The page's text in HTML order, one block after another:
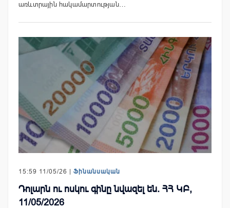
առևտրային հակամարտության…
15:59 11/05/26 | Ֆինանսական
Դոլարն ու ոսկու գինը նվազել են. ՀՀ ԿԲ,
11/05/2026